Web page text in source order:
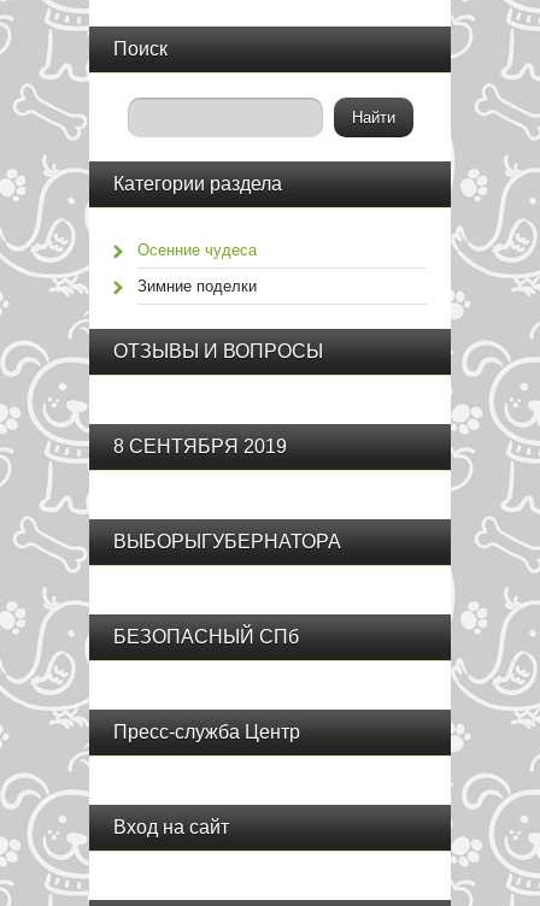
Поиск
Категории раздела
Осенние чудеса
Зимние поделки
ОТЗЫВЫ И ВОПРОСЫ
8 СЕНТЯБРЯ 2019
ВЫБОРЫГУБЕРНАТОРА
БЕЗОПАСНЫЙ СПб
Пресс-служба Центр
Вход на сайт